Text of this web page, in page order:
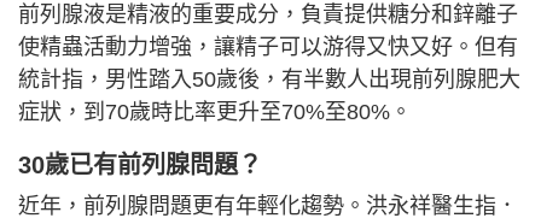
前列腺液是精液的重要成分，負責提供糖分和鋅離子
使精蟲活動力增強，讓精子可以游得又快又好。但有
統計指，男性踏入50歲後，有半數人出現前列腺肥大
症狀，到70歲時比率更升至70%至80%。
30歲已有前列腺問題？
近年，前列腺問題更有年輕化趨勢。洪永祥醫生指．